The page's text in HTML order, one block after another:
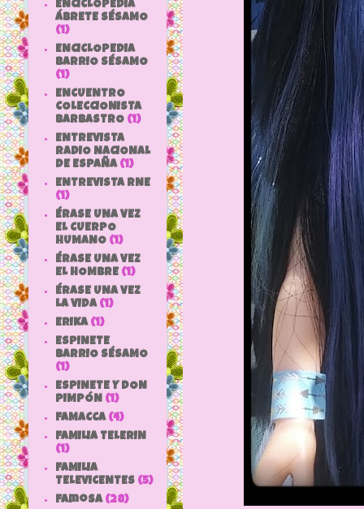
ENCICLOPEDIA
ÁBRETE SÉSAMO
(1)
ENCICLOPEDIA
BARRIO SÉSAMO
(1)
ENCUENTRO
COLECCIONISTA
BARBASTRO (1)
ENTREVISTA
RADIO NACIONAL
DE ESPAÑA (1)
ENTREVISTA RNE
(1)
ÉRASE UNA VEZ
EL CUERPO
HUMANO (1)
ÉRASE UNA VEZ
EL HOMBRE (1)
ÉRASE UNA VEZ
LA VIDA (1)
ERIKA (1)
ESPINETE
BARRIO SÉSAMO
(1)
ESPINETE Y DON
PIMPÓN (1)
FAMACCA (4)
FAMILIA TELERIN
(1)
FAMILIA
TELEVICENTES (5)
Famosa (28)